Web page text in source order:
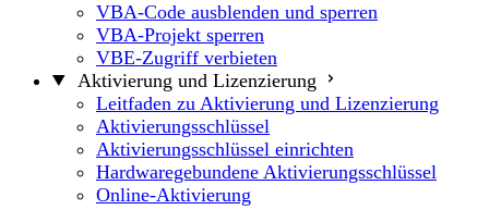
VBA-Code ausblenden und sperren
VBA-Projekt sperren
VBE-Zugriff verbieten
Aktivierung und Lizenzierung
Leitfaden zu Aktivierung und Lizenzierung
Aktivierungsschlüssel
Aktivierungsschlüssel einrichten
Hardwaregebundene Aktivierungsschlüssel
Online-Aktivierung